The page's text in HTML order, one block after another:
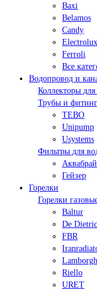
Baxi
Belamos
Candy
Electrolux
Ferroli
Все
Водопровод и
Коллекторы
Трубы и
TEBO
Unipump
Usystems
Фильтры для
Гейзер
Горелки
Горелки
Baltur
De
FBR
Riello
URET